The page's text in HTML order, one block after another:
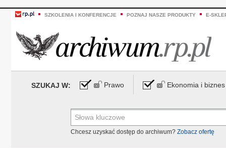
SZKOLENIA I KONFERENCJE POZNAJ NASZE PRODUKTY E-
SZUKAJ W: Prawo Ekonomia i biznes
Chcesz uzyskać dostęp do archiwum? Zobacz ofertę